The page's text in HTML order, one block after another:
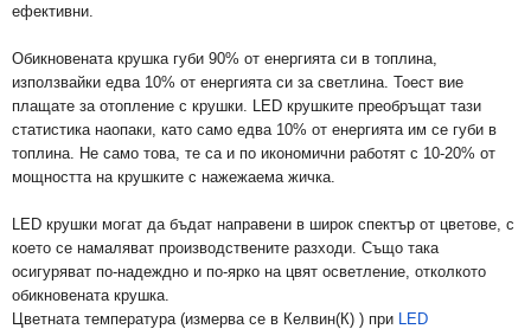
ефективни.
Обикновената крушка губи 90% от енергията си в топлина,
използвайки едва 10% от енергията си за светлина. Тоест вие
плащате за отопление с крушки. LED крушките преобръщат тази
статистика наопаки, като само едва 10% от енергията им се губи в
топлина. Не само това, те са и по икономични работят с 10-20% от
мощността на крушките с нажежаема жичка.
LED крушки могат да бъдат направени в широк спектър от цветове, с
което се намаляват производствените разходи. Също така
осигуряват по-надеждно и по-ярко на цвят осветление, отколкото
обикновената крушка.
Цветната температура (измерва се в Келвин(К) ) при LED